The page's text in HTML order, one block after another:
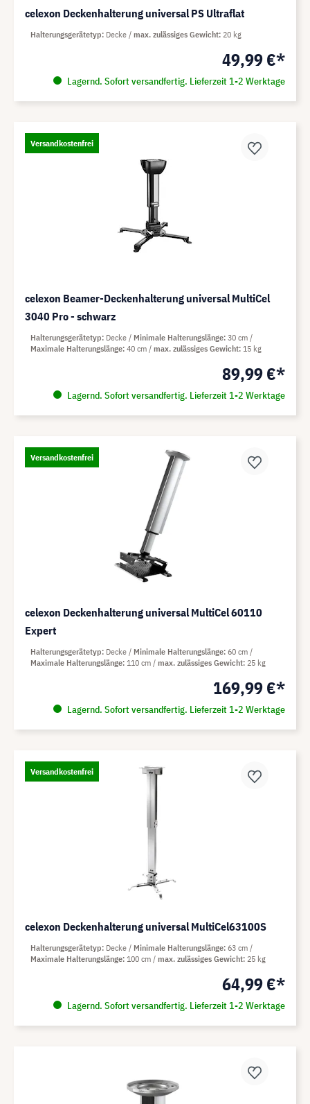
celexon Deckenhalterung universal PS Ultraflat
49,99 €*
Lagernd. Sofort versandfertig. Lieferzeit 1-2 Werktage
Halterungsgerätetyp Decke max. zulässiges Gewicht 20 kg
Versandkostenfrei
celexon Beamer-Deckenhalterung universal MultiCel
3040 Pro - schwarz
89,99 €*
Lagernd. Sofort versandfertig. Lieferzeit 1-2 Werktage
Halterungsgerätetyp Decke Minimale Halterungslänge 30 cm
Maximale Halterungslänge 40 cm max. zulässiges Gewicht 15 kg
Versandkostenfrei
celexon Deckenhalterung universal MultiCel 60110
Expert
169,99 €*
Lagernd. Sofort versandfertig. Lieferzeit 1-2 Werktage
Halterungsgerätetyp Decke Minimale Halterungslänge 60 cm
Maximale Halterungslänge 110 cm max. zulässiges Gewicht 25 kg
Versandkostenfrei
celexon Deckenhalterung universal MultiCel63100S
64,99 €*
Lagernd. Sofort versandfertig. Lieferzeit 1-2 Werktage
Halterungsgerätetyp Decke Minimale Halterungslänge 63 cm
Maximale Halterungslänge 100 cm max. zulässiges Gewicht 25 kg